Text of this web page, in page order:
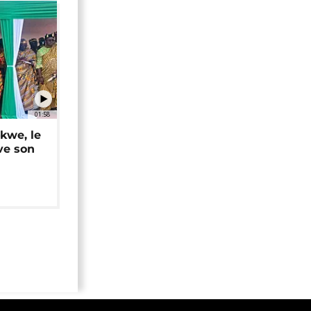
01:58
le
son